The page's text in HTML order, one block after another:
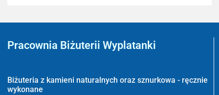
Pracownia Biżuterii Wyplatanki
Biżuteria z kamieni naturalnych oraz sznurkowa - ręcznie
wykonane